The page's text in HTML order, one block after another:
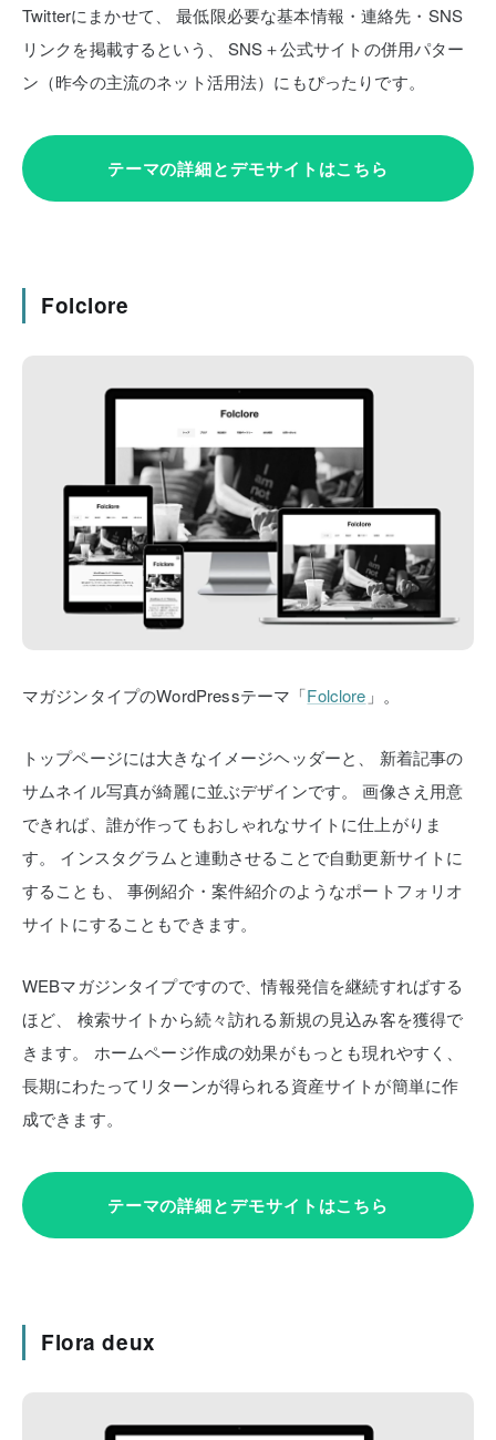
Twitterにまかせて、
最低限必要な基本情報・連絡先・SNS
リンクを掲載するという、
SNS＋公式サイトの併用パター
ン（昨今の主流のネット活用法）にもぴったりです。
テーマの詳細とデモサイトはこちら
Folclore
マガジンタイプのWordPressテーマ「Folclore 」。
トップページには大きなイメージヘッダーと、
新着記事の
サムネイル写真が綺麗に並ぶデザインです。
画像さえ用意
できれば、誰が作ってもおしゃれなサイトに仕上がりま
す。
インスタグラムと連動させることで自動更新サイトに
することも、
事例紹介・案件紹介のようなポートフォリオ
サイトにすることもできます。
WEBマガジンタイプですので、情報発信を継続すればする
ほど、
検索サイトから続々訪れる新規の見込み客を獲得で
きます。
ホームページ作成の効果がもっとも現れやすく、
長期にわたってリターンが得られる資産サイトが簡単に作
成できます。
テーマの詳細とデモサイトはこちら
Flora deux